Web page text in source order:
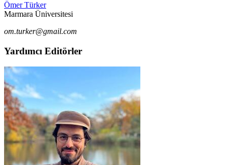
Ömer Türker
Marmara Üniversitesi
om.turker@gmail.com
Yardımcı Editörler